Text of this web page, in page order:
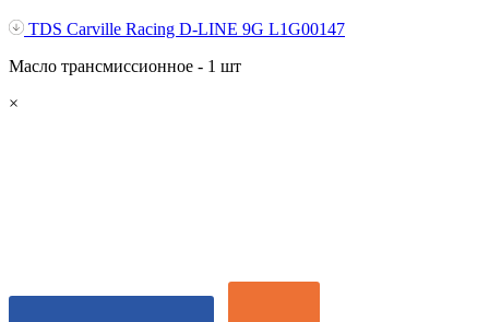
TDS Carville Racing D-LINE 9G L1G00147
Масло трансмиссионное - 1 шт
×